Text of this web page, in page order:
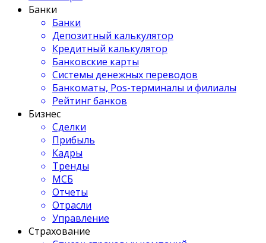
Банки
Банки
Депозитный калькулятор
Кредитный калькулятор
Банковские карты
Системы денежных переводов
Банкоматы, Pos-терминалы и филиалы
Рейтинг банков
Бизнес
Сделки
Прибыль
Кадры
Тренды
МСБ
Отчеты
Отрасли
Управление
Страхование